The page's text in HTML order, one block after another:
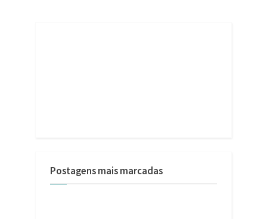
Postagens mais marcadas